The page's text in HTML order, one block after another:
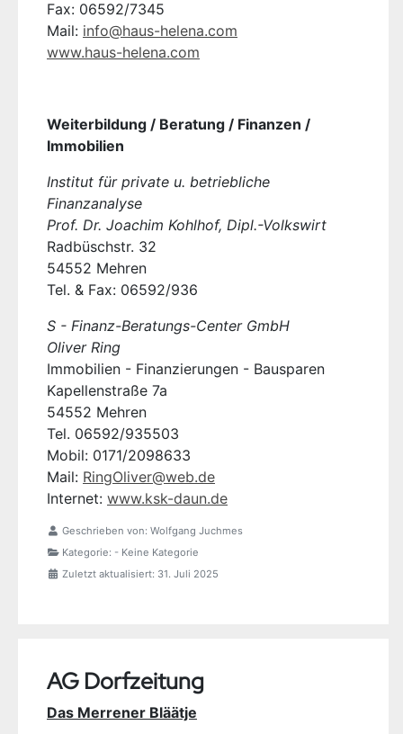
Fax: 06592/7345
Mail: info@haus-helena.com
www.haus-helena.com
Weiterbildung / Beratung / Finanzen /
Immobilien
Institut für private u. betriebliche
Finanzanalyse
Prof. Dr. Joachim Kohlhof, Dipl.-Volkswirt
Radbüschstr. 32
54552 Mehren
Tel. & Fax: 06592/936
S - Finanz-Beratungs-Center GmbH
Oliver Ring
Immobilien - Finanzierungen - Bausparen
Kapellenstraße 7a
54552 Mehren
Tel. 06592/935503
Mobil: 0171/2098633
Mail: RingOliver@web.de
Internet: www.ksk-daun.de
Geschrieben von: Wolfgang Juchmes
Kategorie: - Keine Kategorie
Zuletzt aktualisiert: 31. Juli 2025
AG Dorfzeitung
Das Merrener Bläätje